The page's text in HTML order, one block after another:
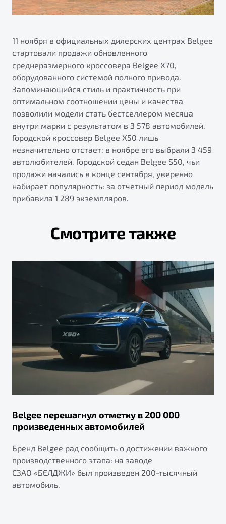
11 ноября в официальных дилерских центрах Belgee
стартовали продажи обновленного
среднеразмерного кроссовера Belgee Х70,
оборудованного системой полного привода.
Запоминающийся стиль и практичность при
оптимальном соотношении цены и качества
позволили модели стать бестселлером месяца
внутри марки с результатом в 3 578 автомобилей.
Городской кроссовер Belgee X50 лишь
незначительно отстает: в ноябре его выбрали 3 459
автолюбителей. Городской седан Belgee S50, чьи
продажи начались в конце сентября, уверенно
набирает популярность: за отчетный период модель
прибавила 1 289 экземпляров.
Смотрите также
Belgee перешагнул отметку в 200 000
произведенных автомобилей
Бренд Belgee рад сообщить о достижении важного
производственного этапа: на заводе
СЗАО «БЕЛДЖИ» был произведен 200-тысячный
автомобиль.